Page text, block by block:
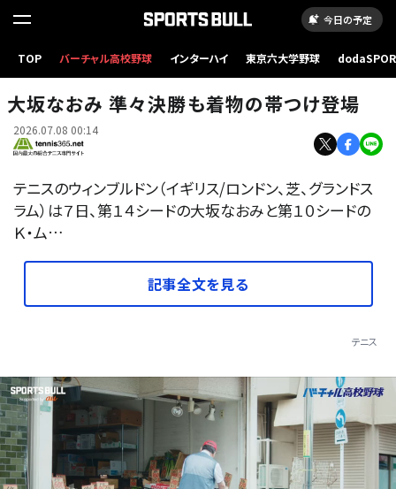
今日の予定
TOP バーチャル高校野球 インターハイ 東京六大学野球
大坂なおみ 準々決勝も着物の帯つけ登場
2026.07.08 00:14
テニスのウィンブルドン（イギリス/ロンドン、芝、グランドス
ラム）は７日、第１４シードの大坂なおみと第１０シードの
Ｋ・ム…
記事全文を見る
テニス